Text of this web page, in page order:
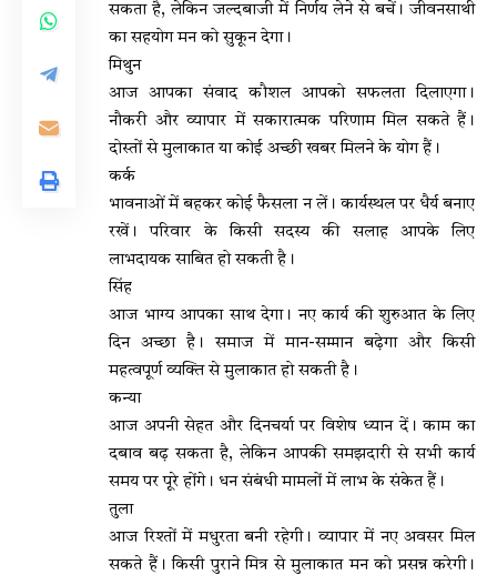
सकता है, लेकिन जल्दबाजी में निर्णय लेने से बचें। जीवनसाथी
का सहयोग मन को सुकून देगा।
मिथुन
आज आपका संवाद कौशल आपको सफलता दिलाएगा।
नौकरी और व्यापार में सकारात्मक परिणाम मिल सकते हैं।
दोस्तों से मुलाकात या कोई अच्छी खबर मिलने के योग हैं।
कर्क
भावनाओं में बहकर कोई फैसला न लें। कार्यस्थल पर धैर्य बनाए
रखें। परिवार के किसी सदस्य की सलाह आपके लिए
लाभदायक साबित हो सकती है।
सिंह
आज भाग्य आपका साथ देगा। नए कार्य की शुरुआत के लिए
दिन अच्छा है। समाज में मान-सम्मान बढ़ेगा और किसी
महत्वपूर्ण व्यक्ति से मुलाकात हो सकती है।
कन्या
आज अपनी सेहत और दिनचर्या पर विशेष ध्यान दें। काम का
दबाव बढ़ सकता है, लेकिन आपकी समझदारी से सभी कार्य
समय पर पूरे होंगे। धन संबंधी मामलों में लाभ के संकेत हैं।
तुला
आज रिश्तों में मधुरता बनी रहेगी। व्यापार में नए अवसर मिल
सकते हैं। किसी पुराने मित्र से मुलाकात मन को प्रसन्न करेगी।